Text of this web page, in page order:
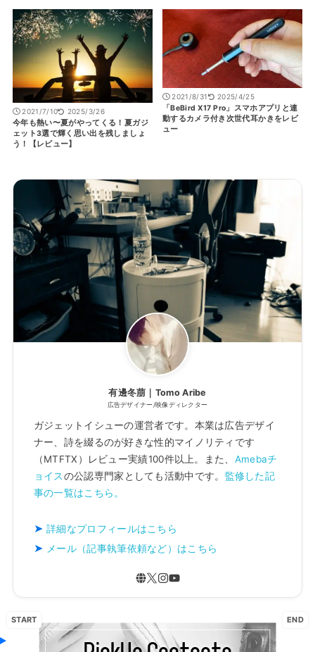
2021/7/10 2025/3/26
今年も熱い〜夏がやってくる！夏ガジ
ェット3選で輝く思い出を残しましょ
う！【レビュー】
2021/8/31 2025/4/25
「BeBird X17 Pro」スマホアプリと連
動するカメラ付き次世代耳かきをレビ
ュー
有邊冬萠｜Tomo Aribe
広告デザイナー/映像ディレクター
ガジェットイシューの運営者です。本業は広告デザイ
ナー、詩を綴るのが好きな性的マイノリティです
（MTFTX）レビュー実績100件以上。また、 Amebaチ
ョイスの公認専門家としても活動中です。 監修した記
事の一覧はこちら。
詳細なプロフィールはこちら
メール（記事執筆依頼など）はこちら
START END